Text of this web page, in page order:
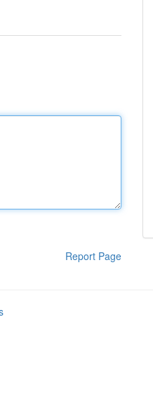
Report Page